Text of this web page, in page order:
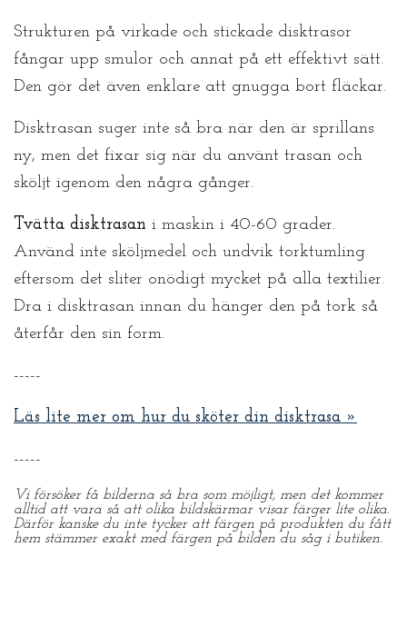
Strukturen på virkade och stickade disktrasor
fångar upp smulor och annat på ett effektivt sätt.
Den gör det även enklare att gnugga bort fläckar.
Disktrasan suger inte så bra när den är sprillans
ny, men det fixar sig när du använt trasan och
sköljt igenom den några gånger.
Tvätta disktrasan i maskin i 40-60 grader.
Använd inte sköljmedel och undvik torktumling
eftersom det sliter onödigt mycket på alla textilier.
Dra i disktrasan innan du hänger den på tork så
återfår den sin form.
-----
Läs lite mer om hur du sköter din disktrasa »
-----
Vi försöker få bilderna så bra som möjligt, men det kommer
alltid att vara så att olika bildskärmar visar färger lite olika.
Därför kanske du inte tycker att färgen på produkten du fått
hem stämmer exakt med färgen på bilden du såg i butiken.